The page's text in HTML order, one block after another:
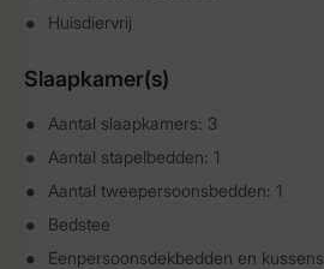
Huisdiervrij
Slaapkamer(s)
Aantal slaapkamers: 3
Aantal stapelbedden: 1
Aantal tweepersoonsbedden: 1
Bedstee
Eenpersoonsdekbedden en kussens